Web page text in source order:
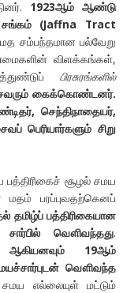
1923ஆம் ஆண்டு
சங்கம் (Jaffna Tract
சம்பந்தமான பல்வேறு
விளக்கங்கள்,
பிரசுரங்களில்
கைக்கொண்டனர்.
செந்திநாதையர்,
பெரியார்களும் சிறு
பத்திரிகைச் சூழல் சமய
மதம் பரப்புவதற்கெனப்
தமிழ்ப் பத்திரிகையான
வௌிவந்தது.
ஆகியனவும் 19ஆம்
வௌிவந்த
எல்லையுள் மட்டும்